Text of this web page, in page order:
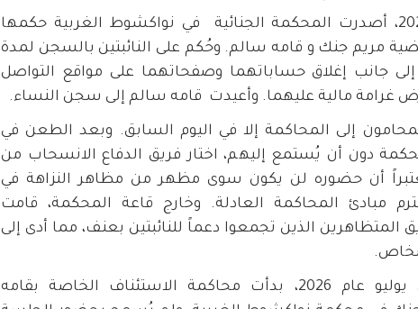
في 4 مايو 2026، أصدرت المحكمة الجنائية في نواكشوط الغربية حكمها
قضية مريم جنك و قامه سالم. وحُكم على النائبتين بالسجن لمدة
جانب إغلاق حساباتهما وصفحاتهما على مواقع التواصل
غرامة مالية عليهما. وأعيدت قامه سالم إلى سجن النساء.
إلى المحاكمة إلا في اليوم السابق. وبعد الطعن في
دون أن يُستمع إليهم، اختار فريق الدفاع الانسحاب من
أن حضوره لن يكون سوى مظهر من مظاهر النزاهة في
مبادئ المحاكمة العادلة. وخارج قاعة المحكمة، قامت
المتظاهرين الذين تجمعوا دعماً للنائبتين بعنف، مما أدى إلى
في الأول من يوليو عام 2026، بدأت محاكمة الاستئناف الخاصة بقامه